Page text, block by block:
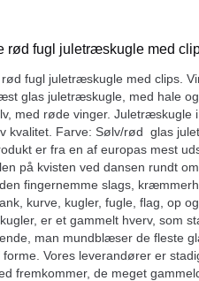
rød fugl juletræskugle med
fugl juletræskugle med clips.
glas juletræskugle, med hale
med røde vinger. Juletræskugle
kvalitet. Farve: Sølv/rød glas
er fra en af europas mest
på kvisten ved dansen rundt
fingernemme slags,
kurve, kugler, fugle, flag, op
er et gammelt hverv, som
man mundblæser de fleste
Vores leverandører er
fremkommer, de meget